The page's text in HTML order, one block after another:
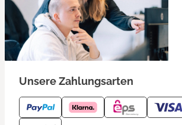
Unsere Zahlungsarten